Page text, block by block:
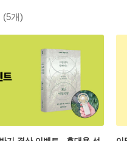
(5개)